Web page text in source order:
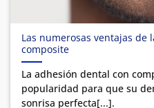
Las numerosas ventajas de
composite
La adhesión dental con
popularidad para que su
sonrisa perfecta[...].